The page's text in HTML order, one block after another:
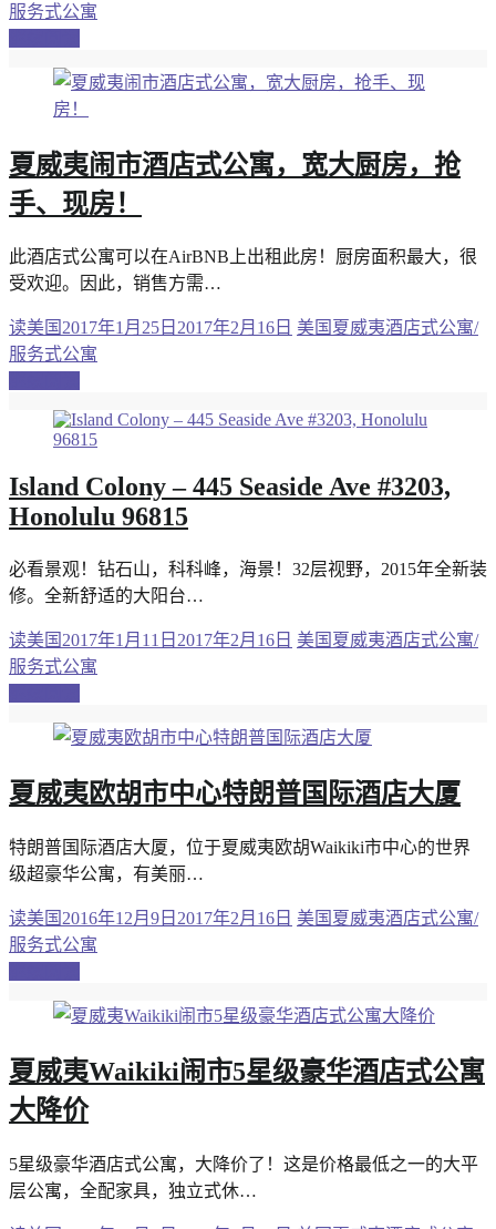
服务式公寓
夏威夷闹市酒店式公寓，宽大厨房，抢
手、现房！
此酒店式公寓可以在AirBNB上出租此房！厨房面积最大，很
受欢迎。因此，销售方需…
读美国2017年1月25日 2017年2月16日 美国夏威夷酒店式公寓/
服务式公寓
Island Colony – 445 Seaside Ave #3203,
Honolulu 96815
必看景观！钻石山，科科峰，海景！32层视野，2015年全新装
修。全新舒适的大阳台…
读美国 2017年1月11日 2017年2月16日 美国夏威夷酒店式公寓/
服务式公寓
夏威夷欧胡市中心特朗普国际酒店大厦
特朗普国际酒店大厦，位于夏威夷欧胡Waikiki市中心的世界
级超豪华公寓，有美丽…
读美国 2016年12月9日 2017年2月16日 美国夏威夷酒店式公寓/
服务式公寓
夏威夷Waikiki闹市5星级豪华酒店式公寓
大降价
5星级豪华酒店式公寓，大降价了！这是价格最低之一的大平
层公寓，全配家具，独立式休…